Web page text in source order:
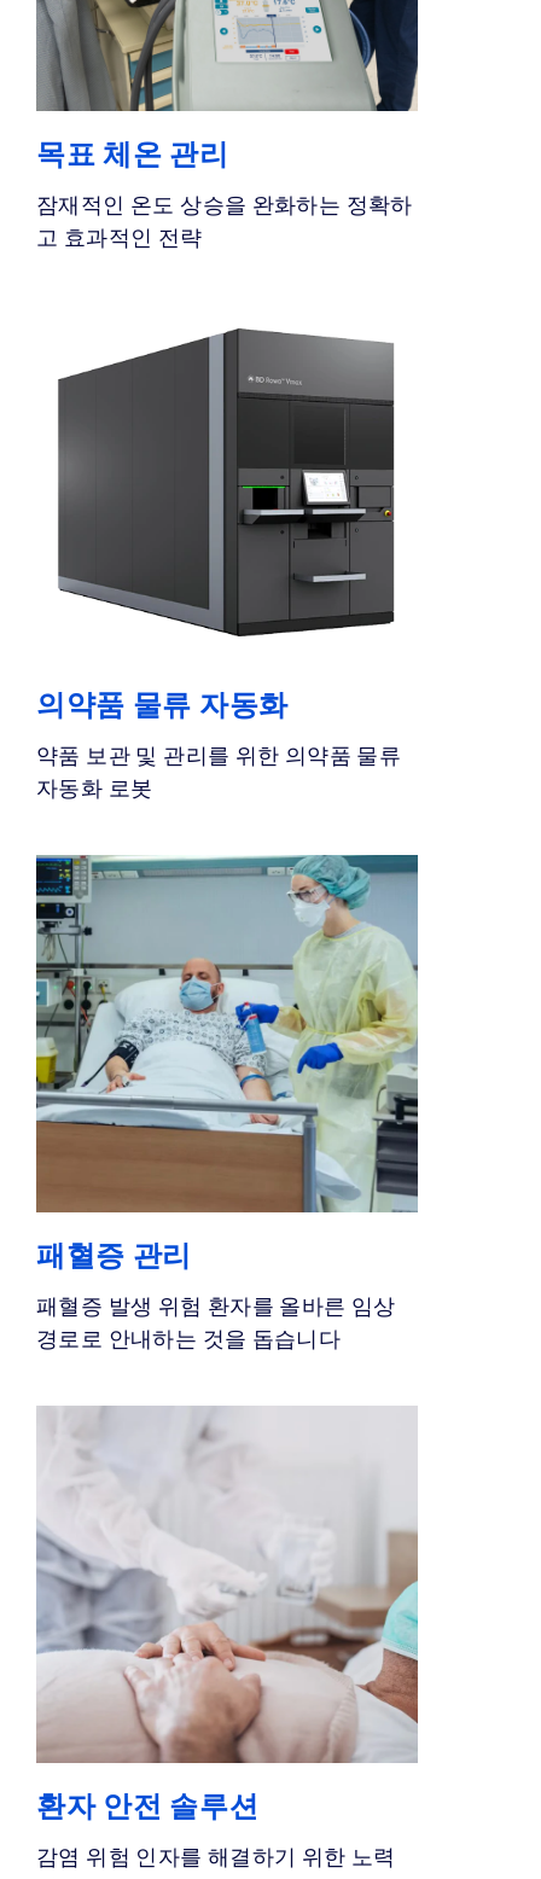
목표 체온 관리
잠재적인 온도 상승을 완화하는 정확하
고 효과적인 전략
의약품 물류 자동화
약품 보관 및 관리를 위한 의약품 물류
자동화 로봇
패혈증 관리
패혈증 발생 위험 환자를 올바른 임상
경로로 안내하는 것을 돕습니다
환자 안전 솔루션
감염 위험 인자를 해결하기 위한 노력